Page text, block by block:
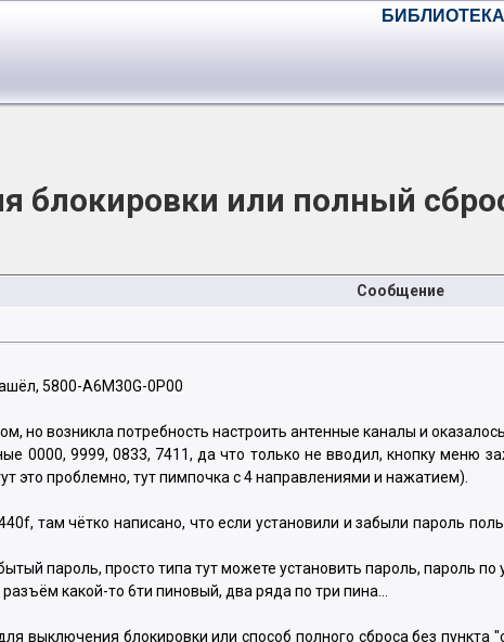
БИБЛИОТЕКА
блокировки или полный
Сообщение
5800-A6M30G-0P00
но возникла потребность настроить антенные каналы и
0000, 9999, 0833, 7411, да что только не вводил, кнопку
это проблемно, тут пимпочка с 4 направлениями и нажатием).
там чётко написано, что если установили и забыли пароль
пароль, просто типа тут можете установить пароль, пароль
какой-то 6ти пиновый, два ряда по три пина...
выключения блокировки или способ полного сброса без